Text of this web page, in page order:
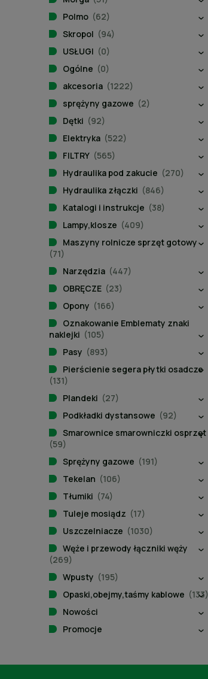
Polmo (62)
Skropol (94)
USŁUGI (0)
Ogólne (0)
akcesoria (1222)
sprężyny gazowe (2)
Dętki (92)
Elektryka (522)
FILTRY (565)
Hydraulika pod zakucie (270)
Hydraulika złączki (846)
Katalogi i instrukcje (38)
Lampy,klosze (409)
Maszyny rolnicze sprzęt gotowy
(71)
Narzędzia (447)
OBRĘCZE (23)
Opony (166)
Oznakowanie Emblematy znaki
naklejki (105)
Pasy (893)
Pierścienie segera płytki osadcze
(131)
Plandeki (27)
Podkładki dystansowe (92)
Smarownice smarowniczki osprzęt
(59)
Sprężyny gazowe (191)
Tekelan (106)
Tłumiki (74)
Tuleje mosiądz (17)
Uszczelniacze (1030)
Węże i przewody łączniki węży
(269)
Wpusty (195)
Opaski,obejmy,taśmy kablowe (133)
Nowości
Promocje